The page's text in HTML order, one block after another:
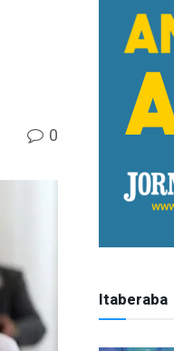
0
Itaberaba